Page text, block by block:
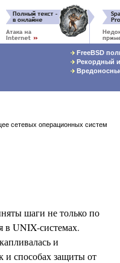
FreeBSD
Рекордный
сетевых операционных систем
шаги не только по
в UNIX-системах.
и
и способах защиты от